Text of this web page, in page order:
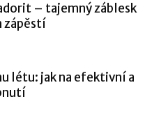
– tajemný záblesk
zápěstí
létu: jak na efektivní a